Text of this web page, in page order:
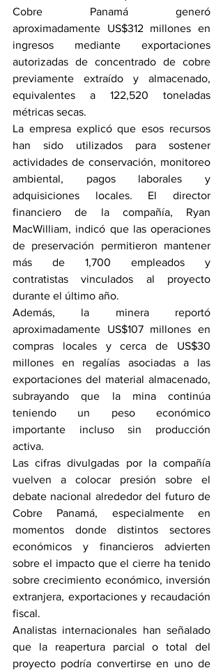
Cobre Panamá generó
aproximadamente US$312 millones en
ingresos mediante exportaciones
autorizadas de concentrado de cobre
previamente extraído y almacenado,
equivalentes a 122,520 toneladas
métricas secas.
La empresa explicó que esos recursos
han sido utilizados para sostener
actividades de conservación, monitoreo
ambiental, pagos laborales y
adquisiciones locales. El director
financiero de la compañía, Ryan
MacWilliam, indicó que las operaciones
de preservación permitieron mantener
más de 1,700 empleados y
contratistas vinculados al proyecto
durante el último año.
Además, la minera reportó
aproximadamente US$107 millones en
compras locales y cerca de US$30
millones en regalías asociadas a las
exportaciones del material almacenado,
subrayando que la mina continúa
teniendo un peso económico
importante incluso sin producción
activa.
Las cifras divulgadas por la compañía
vuelven a colocar presión sobre el
debate nacional alrededor del futuro de
Cobre Panamá, especialmente en
momentos donde distintos sectores
económicos y financieros advierten
sobre el impacto que el cierre ha tenido
sobre crecimiento económico, inversión
extranjera, exportaciones y recaudación
fiscal.
Analistas internacionales han señalado
que la reapertura parcial o total del
proyecto podría convertirse en uno de